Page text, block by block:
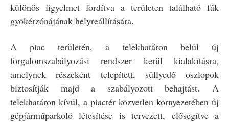
különös figyelmet fordítva a területen található fák
gyökérzónájának helyreállítására.
A piac területén, a telekhatáron belül új
forgalomszabályozási rendszer kerül kialakításra,
amelynek részeként telepített, süllyedő oszlopok
biztosítják majd a szabályozott behajtást. A
telekhatáron kívül, a piactér közvetlen környezetében új
gépjárműparkoló létesítése is tervezett, elősegítve a